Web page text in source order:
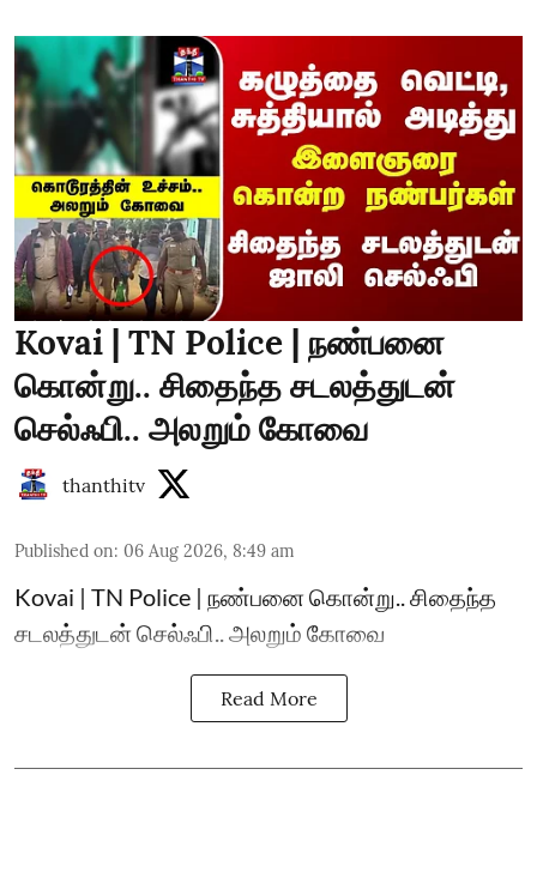
Kovai | TN Police | நண்பனை
கொன்று.. சிதைந்த சடலத்துடன்
செல்ஃபி.. அலறும் கோவை
thanthitv
Published on: 06 Aug 2026, 8:49 am
Kovai | TN Police | நண்பனை கொன்று.. சிதைந்த
சடலத்துடன் செல்ஃபி.. அலறும் கோவை
Read More